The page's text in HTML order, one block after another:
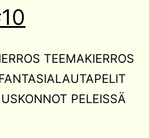
TEEMAKIERROS
PELEISSÄ